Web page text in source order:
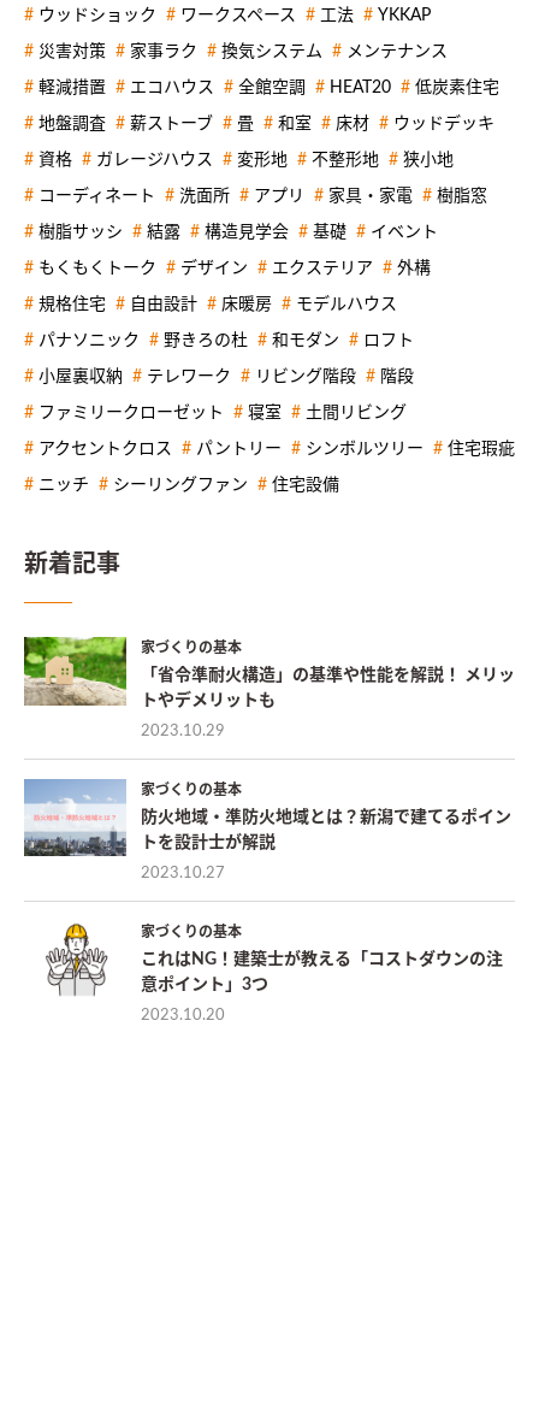
ウッドショック ワークスペース 工法 YKKAP
災害対策 家事ラク 換気システム メンテナンス
軽減措置 エコハウス 全館空調 HEAT20 低炭素住宅
地盤調査 薪ストーブ 畳 和室 床材 ウッドデッキ
資格 ガレージハウス 変形地 不整形地 狭小地
コーディネート 洗面所 アプリ 家具・家電 樹脂窓
樹脂サッシ 結露 構造見学会 基礎 イベント
もくもくトーク デザイン エクステリア 外構
規格住宅 自由設計 床暖房 モデルハウス
パナソニック 野きろの杜 和モダン ロフト
小屋裏収納 テレワーク リビング階段 階段
ファミリークローゼット 寝室 土間リビング
アクセントクロス パントリー シンボルツリー 住宅瑕疵
ニッチ シーリングファン 住宅設備
新着記事
家づくりの基本
「省令準耐火構造」の基準や性能を解説！ メリッ
トやデメリットも
2023.10.29
家づくりの基本
防火地域・準防火地域とは？新潟で建てるポイン
トを設計士が解説
2023.10.27
家づくりの基本
これはNG！建築士が教える「コストダウンの注
意ポイント」3つ
2023.10.20